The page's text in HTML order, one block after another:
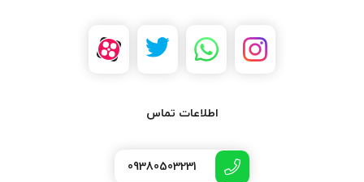
اطلاعات تماس
09380503231